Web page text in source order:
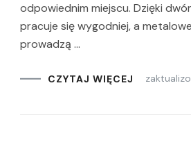
odpowiednim miejscu. Dzięki
pracuje się wygodniej, a
prowadzą …
CZYTAJ WIĘCEJ